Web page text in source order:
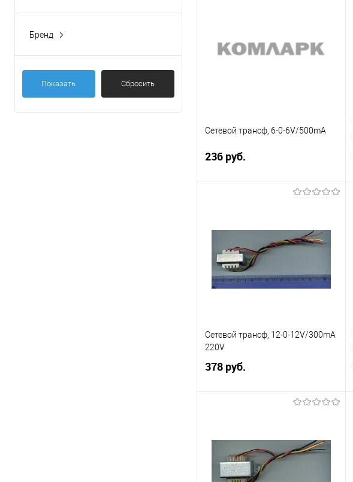
Бренд
OEM(22)
Показать Сбросить
В избранное
В наличии
Сетевой трансф, 6-0-6V/500mA
236 руб.
В избранное
Сетевой трансф, 12-0-12V/300mA
220V
378 руб.
Сравнение
В избранное